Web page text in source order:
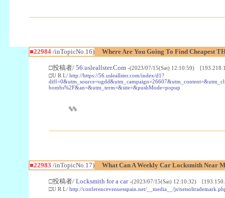
■22984/inTopicNo.16) Where Are You Going To Find Cheapest
□投稿者/ 56.usleallster.Com -(2023/07/15(Sat) 12:10:59)
□U R L/ http://https://56.usleallster.com/index/d1?
bombs%2F&an=&utm_term=&site=&pushMode=popup
%%
■22983 /inTopicNo.17) What Can A Weekly Car Locksmith Near
□投稿者/ Locksmith for a car -(2023/07/15(Sat) 12:10:32)
□U R L/ http://conferencevenuesspain.net/__media__/js/